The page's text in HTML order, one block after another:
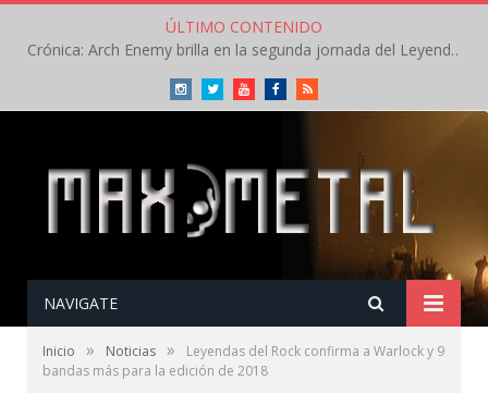
ÚLTIMO CONTENIDO
Crónica: Arch Enemy brilla en la segunda jornada del Leyendas del Rock – Jueves – Agosto 2026
InstagramTwitterYoutubeFacebookRSS
NAVIGATE
Inicio » Noticias »
Leyendas del Rock confirma a Warlock y 9
bandas más para la edición de 2018